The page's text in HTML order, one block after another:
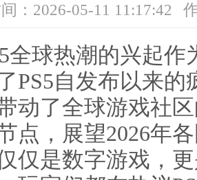
：2026-05-11 11:17:42
全球热潮的兴起
PS5自发布以来
动了全球游戏社
点，展望2026年
仅是数字游戏，